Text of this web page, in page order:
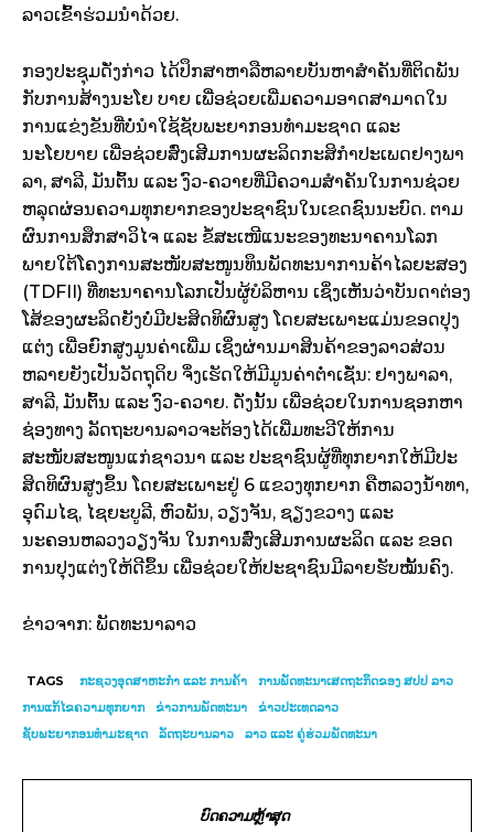
ລາວເຂົ້າຮ່ວມນຳດ້ວຍ.
ກອງປະຊຸມດັ່ງກ່າວ ໄດ້ປຶກສາຫາລືຫລາຍບັນຫາສຳຄັນທີ່ຕິດພັນ
ກັບການສ້າງນະໂຍ ບາຍ ເພື່ອຊ່ວຍເພີ່ມຄວາມອາດສາມາດໃນ
ການແຂ່ງຂັນທີ່ບໍ່ນຳໃຊ້ຊັບພະຍາກອນທຳມະຊາດ ແລະ
ນະໂຍບາຍ ເພື່ອຊ່ວຍສົ່ງເສີມການຜະລິດກະສິກຳປະເພດຢາງພາ
ລາ, ສາລີ, ມັນຕົ້ນ ແລະ ງົວ-ຄວາຍທີ່ມີຄວາມສຳຄັນໃນການຊ່ວຍ
ຫລຸດຜ່ອນຄວາມທຸກຍາກຂອງປະຊາຊົນໃນເຂດຊົນນະບົດ. ຕາມ
ຜົນການສຶກສາວິໄຈ ແລະ ຂໍ້ສະເໜີແນະຂອງທະນາຄານໂລກ
ພາຍໃຕ້ໂຄງການສະໜັບສະໜູນທຶນພັດທະນາການຄ້າໄລຍະສອງ
(TDFII) ທີ່ທະນາຄານໂລກເປັນຜູ້ບໍລິຫານ ເຊິ່ງເຫັນວ່າບັນດາຕ່ອງ
ໂສ້ຂອງຜະລິດຍັງບໍ່ມີປະສິດທິຜົນສູງ ໂດຍສະເພາະແມ່ນຂອດປຸງ
ແຕ່ງ ເພື່ອຍົກສູງມູນຄ່າເພີ່ມ ເຊິ່ງຜ່ານມາສິນຄ້າຂອງລາວສ່ວນ
ຫລາຍຍັງເປັນວັດຖຸດິບ ຈຶ່ງເຮັດໃຫ້ມີມູນຄ່າຕໍ່າເຊັ່ນ: ຢາງພາລາ,
ສາລີ, ມັນຕົ້ນ ແລະ ງົວ-ຄວາຍ. ດັ່ງນັ້ນ ເພື່ອຊ່ວຍໃນການຊອກຫາ
ຊ່ອງທາງ ລັດຖະບານລາວຈະຕ້ອງໄດ້ເພີ່ມທະວີໃຫ້ການ
ສະໜັບສະໜູນແກ່ຊາວນາ ແລະ ປະຊາຊົນຜູ້ທີ່ທຸກຍາກໃຫ້ມີປະ
ສິດທິຜົນສູງຂຶ້ນ ໂດຍສະເພາະຢູ່ 6 ແຂວງທຸກຍາກ ຄືຫລວງນ້ຳທາ,
ອຸດົມໄຊ, ໄຊຍະບູລີ, ຫົວພັນ, ວຽງຈັນ, ຊຽງຂວາງ ແລະ
ນະຄອນຫລວງວຽງຈັນ ໃນການສົ່ງເສີມການຜະລິດ ແລະ ຂອດ
ການປຸງແຕ່ງໃຫ້ດີຂຶ້ນ ເພື່ອຊ່ວຍໃຫ້ປະຊາຊົນມີລາຍຮັບໝັ້ນຄົງ.
ຂ່າວຈາກ: ພັດທະນາລາວ
TAGS ກະຊວງອຸດສາຫະກຳ ແລະ ການຄ້າ
ການພັດທະນາເສດຖະກິດຂອງ ສປປ ລາວ
ການແກ້ໄຂຄວາມທຸກຍາກ
ຂ່າວການພັດທະນາ
ຂ່າວປະເທດລາວ
ຊັບພະຍາກອນທຳມະຊາດ
ລັດຖະບານລາວ ລາວ ແລະ ຄູ່ຮ່ວມພັດທະນາ
ບົດຄວາມຫຼ້າສຸດ